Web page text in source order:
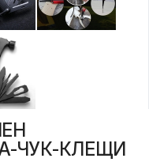
ЧУК-КЛЕЩИ